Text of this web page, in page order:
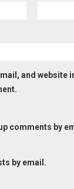
and website
comments by
by email.